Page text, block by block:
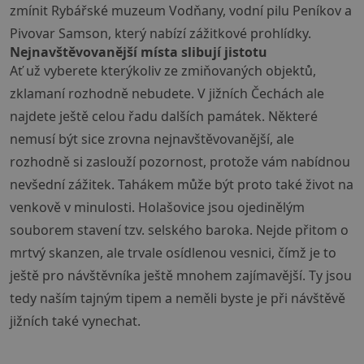
zmínit Rybářské muzeum Vodňany, vodní pilu Peníkov a
Pivovar Samson, který nabízí zážitkové prohlídky.
Nejnavštěvovanější místa slibují jistotu
Ať už vyberete kterýkoliv ze zmiňovaných objektů,
zklamaní rozhodně nebudete. V jižních Čechách ale
najdete ještě celou řadu dalších památek. Některé
nemusí být sice zrovna nejnavštěvovanější, ale
rozhodně si zaslouží pozornost, protože vám nabídnou
nevšední zážitek. Tahákem může být proto také život na
venkově v minulosti. Holašovice jsou ojedinělým
souborem stavení tzv. selského baroka. Nejde přitom o
mrtvý skanzen, ale trvale osídlenou vesnici, čímž je to
ještě pro návštěvníka ještě mnohem zajímavější. Ty jsou
tedy naším tajným tipem a neměli byste je při návštěvě
jižních také vynechat.